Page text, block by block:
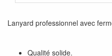
Lanyard professionnel avec
Qualité solide.